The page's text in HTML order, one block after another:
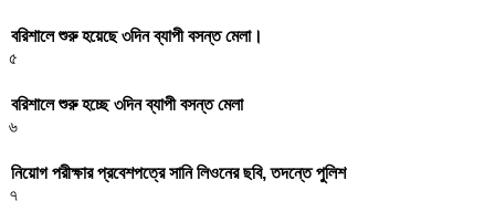
বরিশালে শুরু হয়েছে ৩দিন ব্যাপী বসন্ত মেলা।
৫
বরিশালে শুরু হচ্ছে ৩দিন ব্যাপী বসন্ত মেলা
৬
নিয়োগ পরীক্ষার প্রবেশপত্রে সানি লিওনের ছবি, তদন্তে পুলিশ
৭